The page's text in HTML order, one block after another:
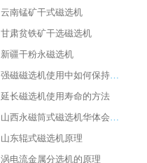
云南锰矿干式磁选机
甘肃贫铁矿干选磁选机
新疆干粉永磁选机
强磁磁选机使用中如何保持其顺畅运行
延长磁选机使用寿命的方法
山西永磁筒式磁选机华体会手机网页版-华体会(中国)
山东辊式磁选机原理
涡电流金属分选机的原理